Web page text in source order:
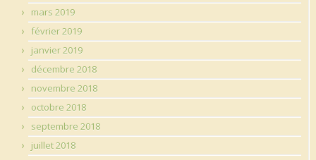
mars 2019
février 2019
janvier 2019
décembre 2018
novembre 2018
octobre 2018
septembre 2018
juillet 2018